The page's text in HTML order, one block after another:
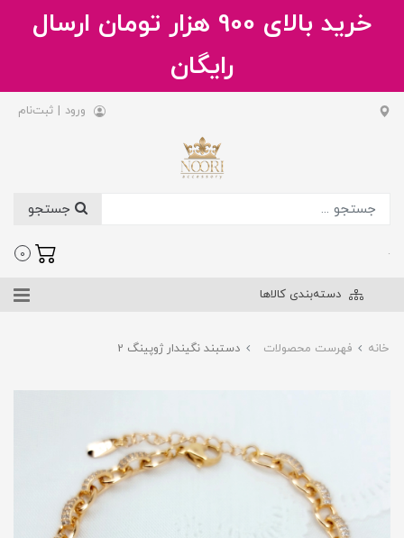
خرید بالای 900 هزار تومان ارسال
رایگان
ورود | ثبت‌نام
.
0
دسته‌بندی کالاها
خانه فهرست محصولات دستبند نگیندار ژوپینگ 2